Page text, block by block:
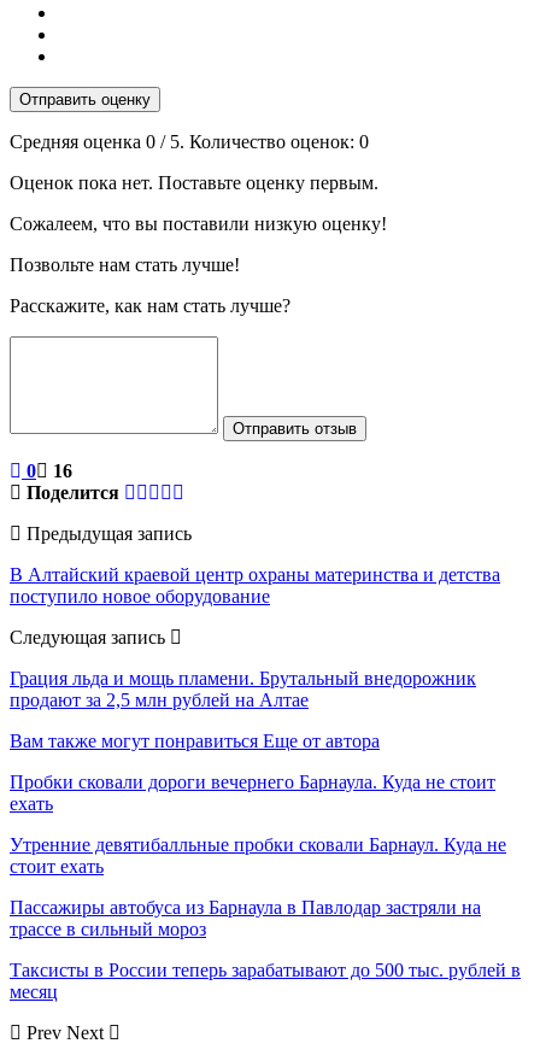
Отправить оценку
Средняя оценка 0 / 5. Количество оценок: 0
Оценок пока нет. Поставьте оценку первым.
Сожалеем, что вы поставили низкую оценку!
Позвольте нам стать лучше!
Расскажите, как нам стать лучше?
Отправить отзыв
0
16
Поделится
Предыдущая запись
В Алтайский краевой центр охраны материнства и детства
поступило новое оборудование
Следующая запись
Грация льда и мощь пламени. Брутальный внедорожник
продают за 2,5 млн рублей на Алтае
Вам также могут понравиться Еще от автора
Пробки сковали дороги вечернего Барнаула. Куда не стоит
ехать
Утренние девятибалльные пробки сковали Барнаул. Куда не
стоит ехать
Пассажиры автобуса из Барнаула в Павлодар застряли на
трассе в сильный мороз
Таксисты в России теперь зарабатывают до 500 тыс. рублей в
месяц
Prev Next